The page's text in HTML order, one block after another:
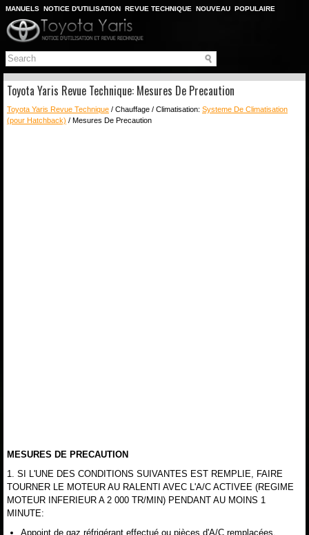
MANUELS NOTICE D'UTILISATION REVUE TECHNIQUE NOUVEAU POPULAIRE
PLAN DU SITE
CHERCHER
Toyota Yaris Revue Technique: Mesures De Precaution
Toyota Yaris Revue Technique / Chauffage / Climatisation: Systeme De Climatisation
(pour Hatchback) / Mesures De Precaution
MESURES DE PRECAUTION
1. SI L'UNE DES CONDITIONS SUIVANTES EST REMPLIE, FAIRE
TOURNER LE MOTEUR AU RALENTI AVEC L'A/C ACTIVEE (REGIME
MOTEUR INFERIEUR A 2 000 TR/MIN) PENDANT AU MOINS 1
MINUTE:
Appoint de gaz réfrigérant effectué ou pièces d'A/C remplacées.